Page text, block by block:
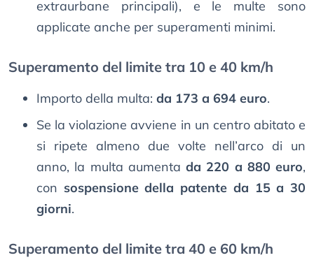
extraurbane principali), e le multe sono
applicate anche per superamenti minimi.
Superamento del limite tra 10 e 40 km/h
Importo della multa: da 173 a 694 euro.
Se la violazione avviene in un centro abitato e
si ripete almeno due volte nell’arco di un
anno, la multa aumenta da 220 a 880 euro,
con sospensione della patente da 15 a 30
giorni.
Superamento del limite tra 40 e 60 km/h